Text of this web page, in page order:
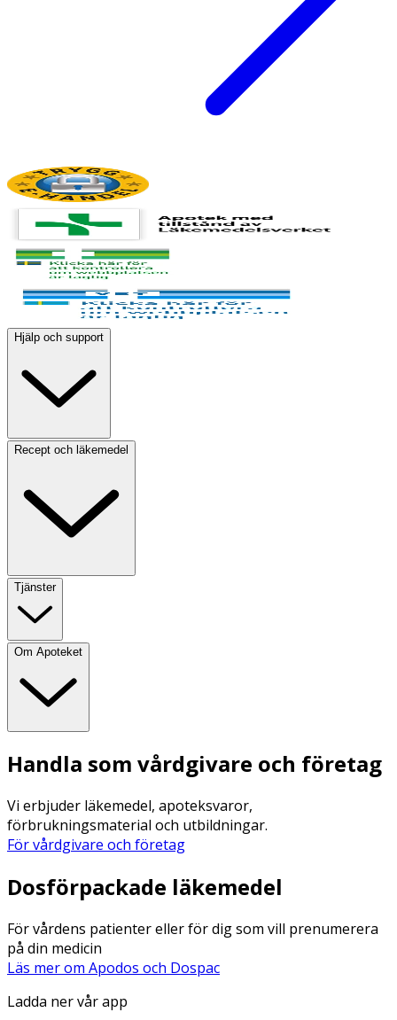
Hjälp och support
Recept och läkemedel
Tjänster
Om Apoteket
Handla som vårdgivare och företag
Vi erbjuder läkemedel, apoteksvaror,
förbrukningsmaterial och utbildningar.
För vårdgivare och företag
Dosförpackade läkemedel
För vårdens patienter eller för dig som vill prenumerera
på din medicin
Läs mer om Apodos och Dospac
Ladda ner vår app